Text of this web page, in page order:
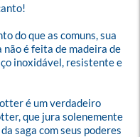
do que as comuns, sua
é feita de madeira de
inoxidável, resistente e
é um verdadeiro
que jura solenemente
saga com seus poderes